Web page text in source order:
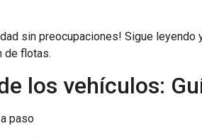
sin preocupaciones! Sigue
de flotas.
los vehículos:
paso